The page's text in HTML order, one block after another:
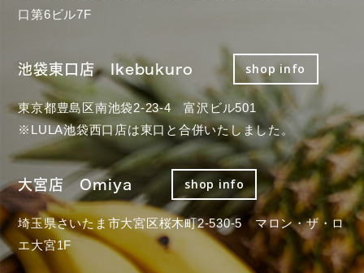
口第6ビル7F
池袋東口店 Ikebukuro shop info
東京都豊島区南池袋2-23-4 富沢ビル501
※LULA池袋西口店は東口と合併いたしました。
大宮店 Omiya shop info
埼玉県さいたま市大宮区桜木町2-530-5 マロン・ザ・ロ
エ大宮1F